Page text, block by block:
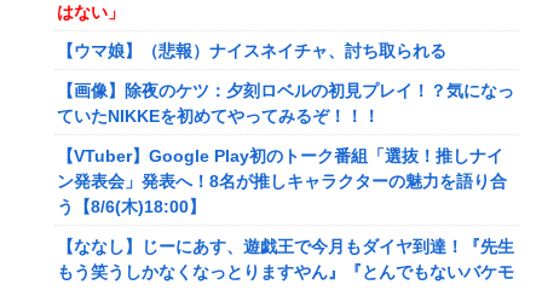
はない」
【ウマ娘】（悲報）ナイスネイチャ、討ち取られる
【画像】除夜のケツ：夕刻ロベルの初見プレイ！？気になっ
ていたNIKKEを初めてやってみるぞ！！！
【VTuber】Google Play初のトーク番組「選抜！推しナイ
ン発表会」発表へ！8名が推しキャラクターの魅力を語り合
う【8/6(木)18:00】
【ななし】じーにあす、遊戯王で今月もダイヤ到達！『先生
もう笑うしかなくなっとりますやん』『とんでもないバケモ